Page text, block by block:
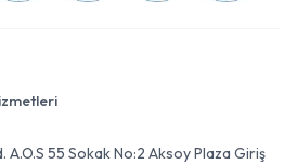
A.O.S 55 Sokak No:2 Aksoy Plaza Giriş